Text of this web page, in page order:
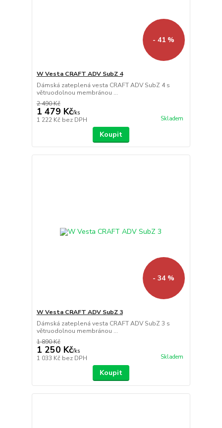
- 41 %
W Vesta CRAFT ADV SubZ 4
Dámská zateplená vesta CRAFT ADV SubZ 4 s
větruodolnou membránou ...
2 490 Kč
1 479 Kč/ks
1 222 Kč bez DPH Skladem
Koupit
- 34 %
W Vesta CRAFT ADV SubZ 3
Dámská zateplená vesta CRAFT ADV SubZ 3 s
větruodolnou membránou ...
1 890 Kč
1 250 Kč/ks
1 033 Kč bez DPH Skladem
Koupit